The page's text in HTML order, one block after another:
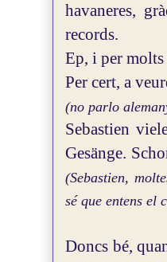
havaneres,
records.
Ep, i per molts
Per cert, a
(no parlo
Sebastien
Gesänge.
(Sebastien,
sé que entens el
Doncs bé,